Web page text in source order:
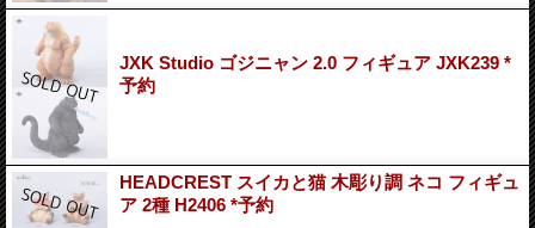
JXK Studio ゴジニャン 2.0 フィギュア JXK239 *
予約
HEADCREST スイカと猫 木彫り調 ネコ フィギュ
ア 2種 H2406 *予約